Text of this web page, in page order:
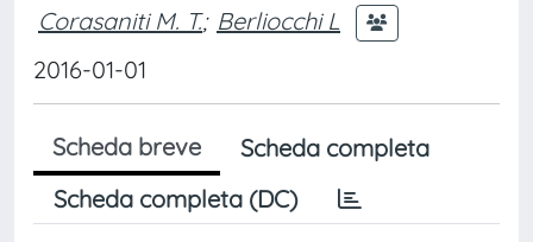
Corasaniti M. T.; Berliocchi L
2016-01-01
Scheda breve
Scheda completa
Scheda completa (DC)